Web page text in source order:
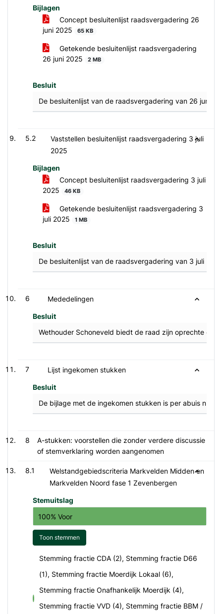
Bijlagen
Concept besluitenlijst raadsvergadering 26
juni 2025
65 KB
Getekende besluitenlijst raadsvergadering
26 juni 2025
2 MB
Besluit
De besluitenlijst van de raadsvergadering van 26 juni
5.2
Vaststellen besluitenlijst raadsvergadering 3 juli
2025
Bijlagen
Concept besluitenlijst raadsvergadering 3 juli
2025
46 KB
Getekende besluitenlijst raadsvergadering 3
juli 2025
1 MB
Besluit
De besluitenlijst van de raadsvergadering van 3 juli
6 Mededelingen
Besluit
Wethouder Schoneveld biedt de raad zijn oprechte
7 Lijst ingekomen stukken
Besluit
De bijlage met de ingekomen stukken is per abuis niet
8
A-stukken: voorstellen die zonder verdere discussie
of stemverklaring worden aangenomen
8.1
Welstandgebiedscriteria Markvelden Midden en
Markvelden Noord fase 1 Zevenbergen
Stemuitslag
100% Voor
Toon stemmen
voor
Stemming fractie CDA (2), Stemming fractie D66
(1), Stemming fractie Moerdijk Lokaal (6),
Stemming fractie Onafhankelijk Moerdijk (4),
Stemming fractie VVD (4), Stemming fractie BBM /